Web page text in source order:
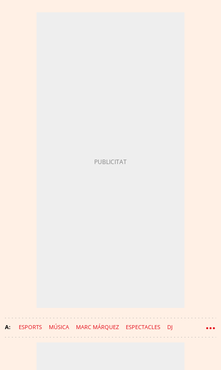
ESPORTS MÚSICA MARC MÁRQUEZ ESPECTACLES DJ